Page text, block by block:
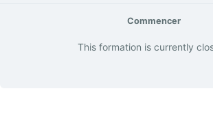
Commencer
This formation is currently